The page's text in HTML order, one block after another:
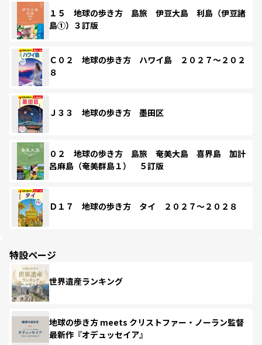
１５ 地球の歩き方 島旅 伊豆大島 利島（伊豆諸
島①）３訂版
Ｃ０２ 地球の歩き方 ハワイ島 ２０２７～２０２
８
Ｊ３３ 地球の歩き方 墨田区
０２ 地球の歩き方 島旅 奄美大島 喜界島 加計
呂麻島（奄美群島１） ５訂版
Ｄ１７ 地球の歩き方 タイ ２０２７～２０２８
特設ページ
世界遺産ランキング
地球の歩き方 meets クリストファー・ノーラン監督
最新作『オデュッセイア』